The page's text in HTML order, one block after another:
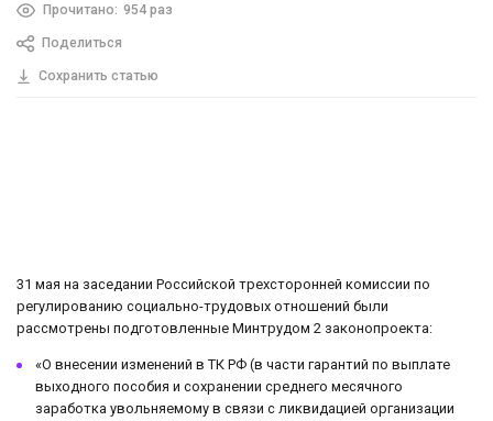
Прочитано: 954 раз
Поделиться
Сохранить статью
31 мая на заседании Российской трехсторонней комиссии по
регулированию социально-трудовых отношений были
рассмотрены подготовленные Минтрудом 2 законопроекта:
«О внесении изменений в ТК РФ (в части гарантий по выплате
выходного пособия и сохранении среднего месячного
заработка увольняемому в связи с ликвидацией организации